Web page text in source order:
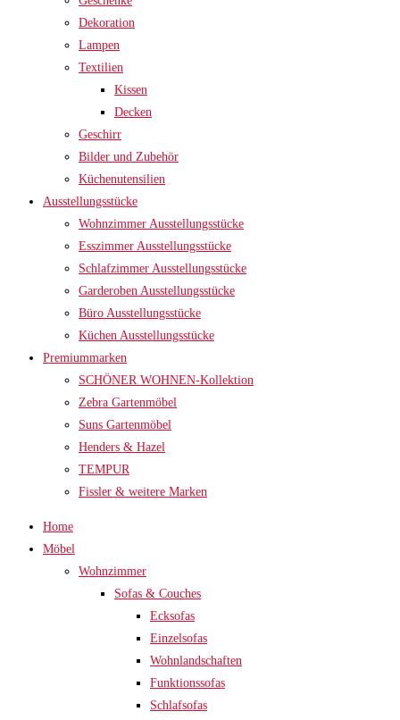
Dekoration
Lampen
Textilien
Kissen
Decken
Geschirr
Bilder und Zubehör
Küchenutensilien
Ausstellungsstücke
Wohnzimmer Ausstellungsstücke
Esszimmer Ausstellungsstücke
Schlafzimmer Ausstellungsstücke
Garderoben Ausstellungsstücke
Büro Ausstellungsstücke
Küchen Ausstellungsstücke
Premiummarken
SCHÖNER WOHNEN-Kollektion
Zebra Gartenmöbel
Suns Gartenmöbel
Henders & Hazel
TEMPUR
Fissler & weitere Marken
Home
Möbel
Wohnzimmer
Sofas & Couches
Ecksofas
Einzelsofas
Wohnlandschaften
Funktionssofas
Schlafsofas